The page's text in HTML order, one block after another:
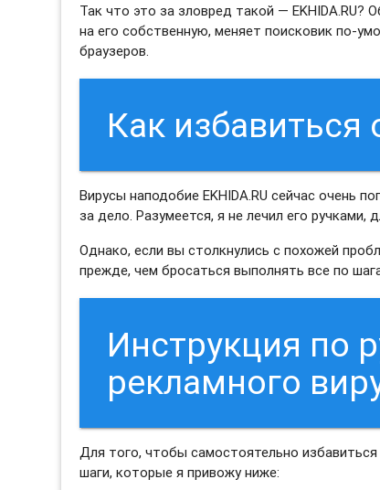
Так что это за зловред такой —
на его собственную, меняет поисковик по-
браузеров.
Как избавиться
Вирусы наподобие EKHIDA.RU сейчас очень
за дело. Разумеется, я не лечил его ручками,
Однако, если вы столкнулись с похожей
прежде, чем бросаться выполнять все по
Инструкция по
рекламного
Для того, чтобы самостоятельно
шаги, которые я привожу ниже: